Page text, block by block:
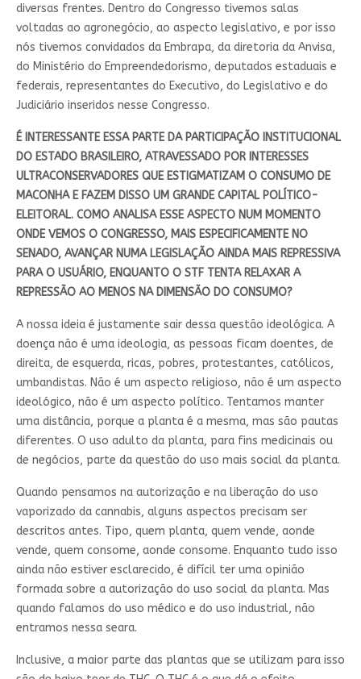
diversas frentes. Dentro do Congresso tivemos salas
voltadas ao agronegócio, ao aspecto legislativo, e por isso
nós tivemos convidados da Embrapa, da diretoria da Anvisa,
do Ministério do Empreendedorismo, deputados estaduais e
federais, representantes do Executivo, do Legislativo e do
Judiciário inseridos nesse Congresso.
É INTERESSANTE ESSA PARTE DA PARTICIPAÇÃO INSTITUCIONAL
DO ESTADO BRASILEIRO, ATRAVESSADO POR INTERESSES
ULTRACONSERVADORES QUE ESTIGMATIZAM O CONSUMO DE
MACONHA E FAZEM DISSO UM GRANDE CAPITAL POLÍTICO-
ELEITORAL. COMO ANALISA ESSE ASPECTO NUM MOMENTO
ONDE VEMOS O CONGRESSO, MAIS ESPECIFICAMENTE NO
SENADO, AVANÇAR NUMA LEGISLAÇÃO AINDA MAIS REPRESSIVA
PARA O USUÁRIO, ENQUANTO O STF TENTA RELAXAR A
REPRESSÃO AO MENOS NA DIMENSÃO DO CONSUMO?
A nossa ideia é justamente sair dessa questão ideológica. A
doença não é uma ideologia, as pessoas ficam doentes, de
direita, de esquerda, ricas, pobres, protestantes, católicos,
umbandistas. Não é um aspecto religioso, não é um aspecto
ideológico, não é um aspecto político. Tentamos manter
uma distância, porque a planta é a mesma, mas são pautas
diferentes. O uso adulto da planta, para fins medicinais ou
de negócios, parte da questão do uso mais social da planta.
Quando pensamos na autorização e na liberação do uso
vaporizado da cannabis, alguns aspectos precisam ser
descritos antes. Tipo, quem planta, quem vende, aonde
vende, quem consome, aonde consome. Enquanto tudo isso
ainda não estiver esclarecido, é difícil ter uma opinião
formada sobre a autorização do uso social da planta. Mas
quando falamos do uso médico e do uso industrial, não
entramos nessa seara.
Inclusive, a maior parte das plantas que se utilizam para isso